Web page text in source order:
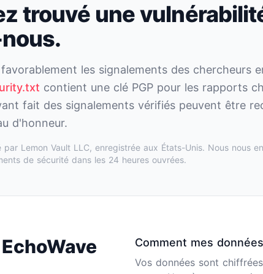
trouvé une
les signalements des chercheurs
contient une clé PGP pour les rapports
fait des signalements vérifiés peuvent être
d'honneur.
par Lemon Vault LLC, enregistrée aux États-Unis. Nous nous
de sécurité dans les 24 heures ouvrées.
Comment mes
Vos données sont